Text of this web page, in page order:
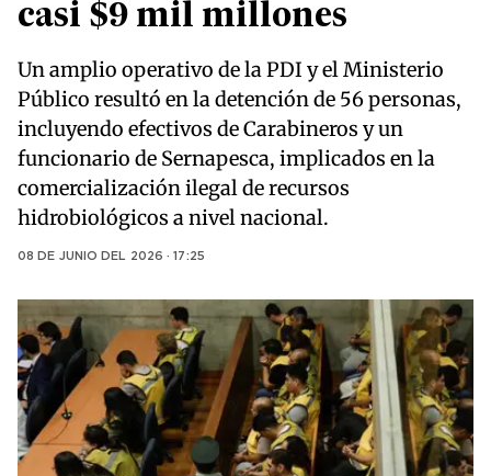
casi $9 mil millones
Un amplio operativo de la PDI y el Ministerio
Público resultó en la detención de 56 personas,
incluyendo efectivos de Carabineros y un
funcionario de Sernapesca, implicados en la
comercialización ilegal de recursos
hidrobiológicos a nivel nacional.
08 DE JUNIO DEL 2026 · 17:25